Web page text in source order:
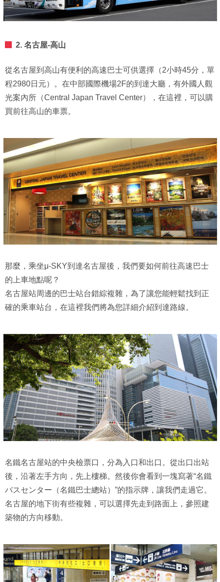
2. 名古屋-高山
從名古屋到高山有便利的高速巴士可供選擇（2小時45分，單
程2980日元）。在中部國際機場2F的到達大廳，有外國人觀
光案內所（Central Japan Travel Center），在這裡，可以購
買前往高山的車票。
那麼，乘坐μ-SKY到達名古屋後，我們要如何前往高速巴士
的上車地點呢？
名古屋站周邊的巴士站台錯綜複雜，為了讓您能輕鬆找到正
確的乘車站台，在這裡我們將為您詳細介紹到達路線。
名鐵名古屋站的中央檢票口，分為入口和出口。從出口出站
後，沿著左手方向，先上樓梯。然後你會看到一塊寫著“名鐵
バスセンター（名鐵巴士總站）”的指示牌，讓我們走過它。
名古屋的地下街有些複雜，可以選擇先走到路面上，參照建
築物的方向移動。